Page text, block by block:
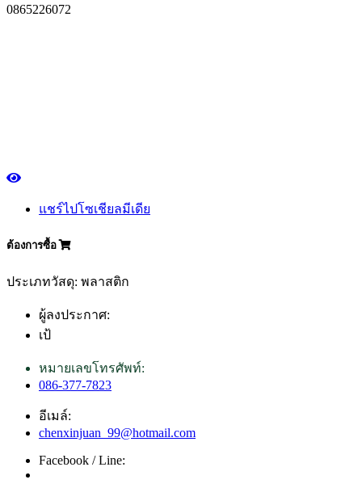
0865226072
แชร์ไปโซเชียลมีเดีย
ต้องการซื้อ
ประเภทวัสดุ: พลาสติก
ผู้ลงประกาศ:
เป้
หมายเลขโทรศัพท์:
086-377-7823
อีเมล์:
chenxinjuan_99@hotmail.com
Facebook / Line: